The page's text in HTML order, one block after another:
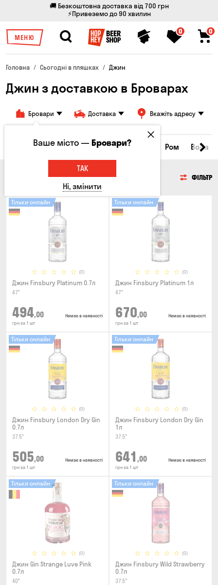
🚚 Безкоштовна доставка від 700 грн
⚡Привеземо до 90 хвилин
МЕНЮ
0 0
Головна Сьогодні в пляшках Джин
Джин з доставкою в Броварах
Бровари Доставка Вкажіть адресу
Коньяки та бренді Джин Ром Вода
ФІЛЬТР
(0)
Тільки онлайн
Джин Finsbury Platinum 0.7л
47°
494,00
грн за 1 шт
Немає в наявності
(0)
Тільки онлайн
Джин Finsbury Platinum 1л
47°
670,00
грн за 1 шт
Немає в наявності
(0)
Тільки онлайн
Джин Finsbury London Dry Gin
0.7л
37.5°
505,00
грн за 1 шт
Немає в наявності
(0)
Тільки онлайн
Джин Finsbury London Dry Gin
1л
37.5°
641 ,00
грн за 1 шт
Немає в наявності
(0)
Тільки онлайн
Джин Gin Strange Luve Pink
0.7л
40°
(0)
Тільки онлайн
Джин Finsbury Wild Strawberry
0.7л
37.5°
Ваше місто —Бровари?
ТАК
Ні, змінити